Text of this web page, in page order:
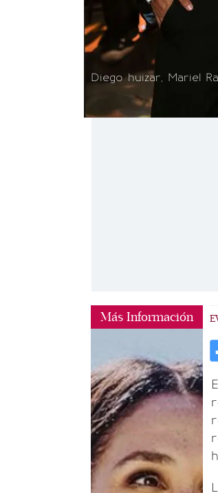
Diego huizar, Mariel
Más Información